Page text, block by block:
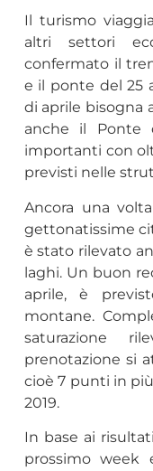
Il turismo
altri settori
confermato il
e il ponte del 25
di aprile bisogna
anche il Ponte
importanti con
previsti nelle
Ancora una
gettonatissime
è stato rilevato
laghi. Un buon
aprile, è
montane.
saturazione
prenotazione si
cioè 7 punti in
2019.
In base ai
prossimo week